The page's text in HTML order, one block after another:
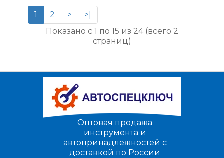
1 2 >
>|
Показано с 1 по 15 из 24 (всего 2
страниц)
Оптовая продажа
инструмента и
автопринадлежностей с
доставкой по России